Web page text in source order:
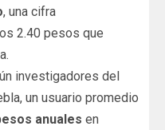
, una cifra
2.40 pesos que
investigadores del
un usuario promedio
anuales en